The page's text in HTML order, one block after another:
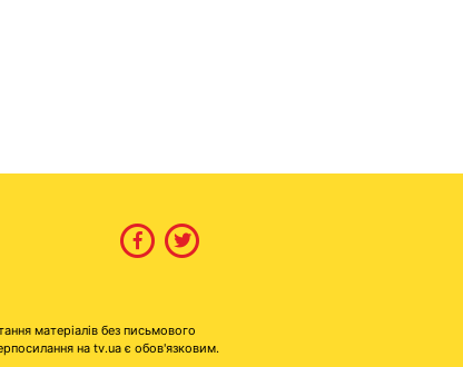
матеріалів без письмового
на tv.ua є обов'язковим.